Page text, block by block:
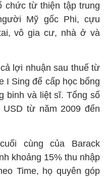
chức từ thiện tập trung
Mỹ gốc Phi, cựu
vô gia cư, nhà ở và
lợi nhuận sau thuế từ
I Sing để cấp học bổng
binh và liệt sĩ. Tổng số
từ năm 2009 đến
cùng của Barack
khoảng 15% thu nhập
Time, họ quyên góp